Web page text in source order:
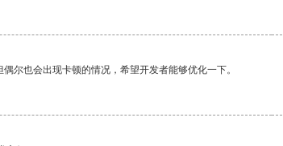
尔也会出现卡顿的情况，希望开发者能够优化一下。